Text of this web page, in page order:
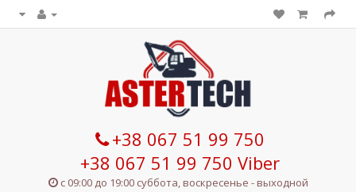
+38 067 51 99 750
+38 067 51 99 750 Viber
с 09:00 до 19:00 суббота, воскресенье - выходной